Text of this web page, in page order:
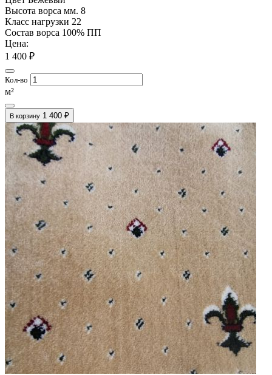
Высота ворса мм. 8
Класс нагрузки 22
Состав ворса 100% ПП
Цена:
1 400 ₽
Кол-во
м²
В корзину 1 400 ₽